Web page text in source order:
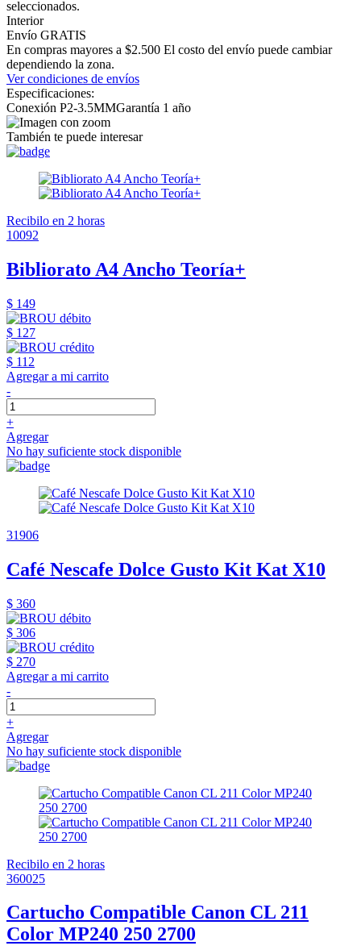
seleccionados.
Interior
Envío GRATIS
En compras mayores a $2.500 El costo del envío puede cambiar
dependiendo la zona.
Ver condiciones de envíos
Especificaciones:
Conexión P2-3.5MMGarantía 1 año
También te puede interesar
Recibilo en 2 horas
10092
Bibliorato A4 Ancho Teoría+
$ 149
$ 127
$ 112
Agregar a mi carrito
-
+
Agregar
No hay suficiente stock disponible
31906
Café Nescafe Dolce Gusto Kit Kat X10
$ 360
$ 306
$ 270
Agregar a mi carrito
-
+
Agregar
No hay suficiente stock disponible
Recibilo en 2 horas
360025
Cartucho Compatible Canon CL 211
Color MP240 250 2700